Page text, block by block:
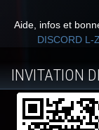
Aide, infos et
DISCORD L-
INVITATION